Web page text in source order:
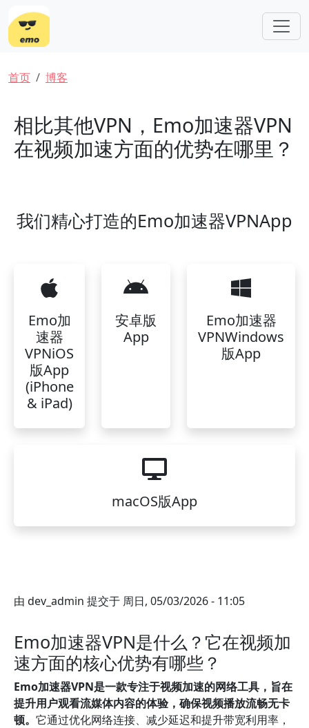
面包屑
首页 博客
相比其他VPN，Emo加速器VPN
在视频加速方面的优势在哪里？
我们精心打造的Emo加速器VPNApp
Emo加
速器
VPNiOS
版App
(iPhone
& iPad)
安卓版
App
Emo加速器
VPNWindows
版App
macOS版App
由 dev_admin 提交于 周日, 05/03/2026 - 11:05
Emo加速器VPN是什么？它在视频加
速方面的核心优势有哪些？
Emo加速器VPN是一款专注于视频加速的网络工具，旨在
提升用户观看流媒体内容的体验，确保视频播放流畅无卡
顿。 它通过优化网络连接、减少延迟和提升带宽利用率，